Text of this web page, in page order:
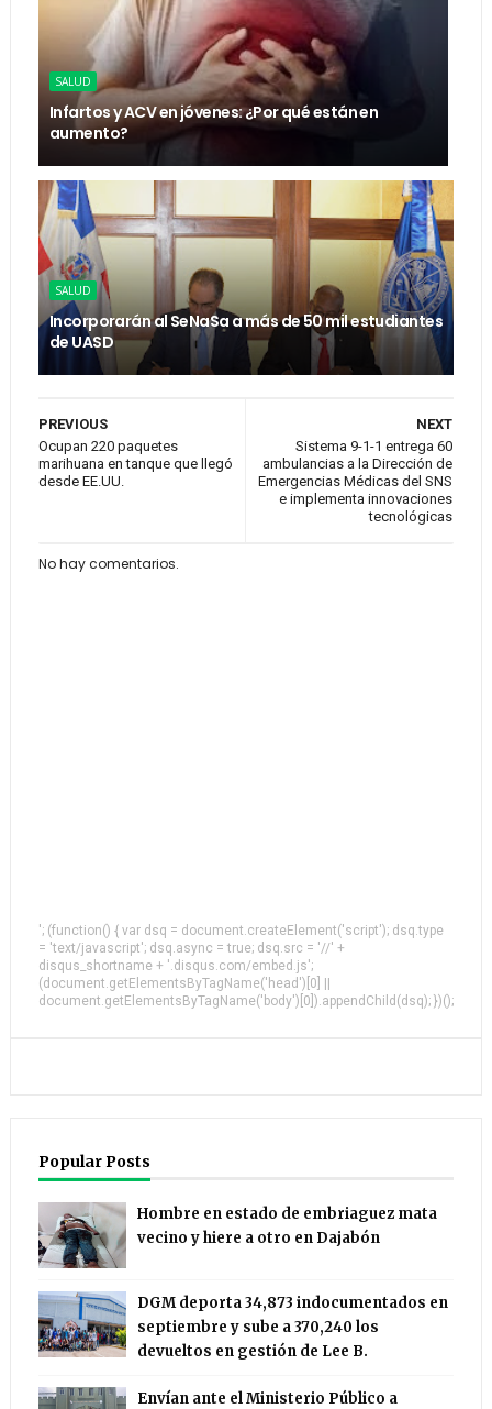
SALUD
Infartos y ACV en jóvenes: ¿Por qué están en
aumento?
SALUD
Incorporarán al SeNaSa a más de 50 mil estudiantes
de UASD
NEXT
Sistema 9-1-1 entrega 60
ambulancias a la Dirección de
Emergencias Médicas del SNS
e implementa innovaciones
tecnológicas
PREVIOUS
Ocupan 220 paquetes
marihuana en tanque que llegó
desde EE.UU.
No hay comentarios.
'; (function() { var dsq = document.createElement('script'); dsq.type
= 'text/javascript'; dsq.async = true; dsq.src = '//' +
disqus_shortname + '.disqus.com/embed.js';
(document.getElementsByTagName('head')[0] ||
document.getElementsByTagName('body')[0]).appendChild(dsq); })();
Popular Posts
Hombre en estado de embriaguez mata
vecino y hiere a otro en Dajabón
DGM deporta 34,873 indocumentados en
septiembre y sube a 370,240 los
devueltos en gestión de Lee B.
Envían ante el Ministerio Público a